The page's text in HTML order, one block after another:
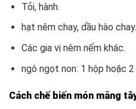
Tỏi, hành.
hạt nêm chay, dầu hào chay.
Các gia vị nêm nếm khác.
ngô ngọt non: 1 hộp hoặc 2
Cách chế biến món măng